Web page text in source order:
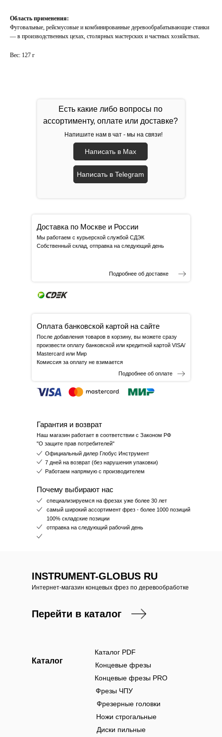
Область применения:
Фуговальные, рейсмусовые и комбинированные деревообрабатывающие станки
— в производственных цехах, столярных мастерских и частных хозяйствах.
Вес: 127 г
Есть какие либо вопросы по
ассортименту, оплате или доставке?
Напишите нам в чат - мы на связи!
Написать в Max
Написать в Telegram
Доставка по Москве и России
Мы работаем с курьерской службой СДЭК
Собственный склад, отправка на следующий день
Подробнее об доставке
Оплата банковской картой на сайте
После добавления товаров в корзину, вы можете сразу
произвести оплату банковской или кредитной картой VISA/
Mastercard или Мир
Комиссия за оплату не взимается
Подробнее об оплате
Гарантия и возврат
Наш магазин работает в соответствии с Законом РФ
"О защите прав потребителей"
Почему выбирают нас
специализируемся на фрезах уже более 30 лет
самый широкий ассортимент фрез - более 1000 позиций
100% складские позиции
отправка на следующий рабочий день
Официальный дилер Глобус Инструмент
7 дней на возврат (без нарушения упаковки)
Работаем напрямую с производителем
Каталог Концевые фрезы
Каталог PDF
Концевые фрезы PRO
Фрезы ЧПУ
Фрезерные головки
Ножи строгальные
Диски пильные
INSTRUMENT-GLOBUS RU
Интернет-магазин концевых фрез по деревообработке
Перейти в каталог